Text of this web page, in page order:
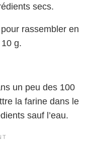
secs.
rassembler en
g.
un peu des 100
la farine dans le
sauf l’eau.